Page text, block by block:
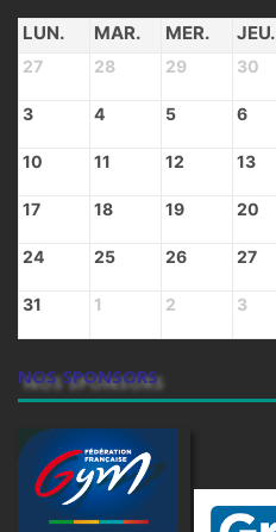
LUN. MAR. MER. JEU.
27 28 29 30
3 4 5 6
10 11 12 13
17 18 19 20
24 25 26 27
31 1 2 3
NOS SPONSORS